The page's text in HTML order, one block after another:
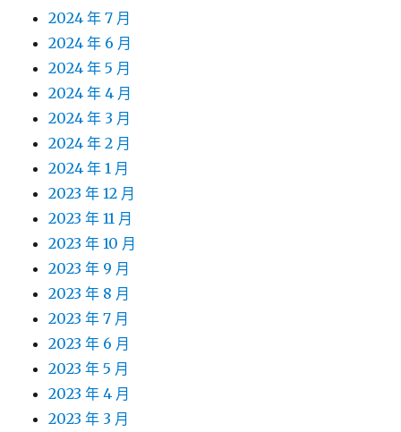
2024 年 7 月
2024 年 6 月
2024 年 5 月
2024 年 4 月
2024 年 3 月
2024 年 2 月
2024 年 1 月
2023 年 12 月
2023 年 11 月
2023 年 10 月
2023 年 9 月
2023 年 8 月
2023 年 7 月
2023 年 6 月
2023 年 5 月
2023 年 4 月
2023 年 3 月